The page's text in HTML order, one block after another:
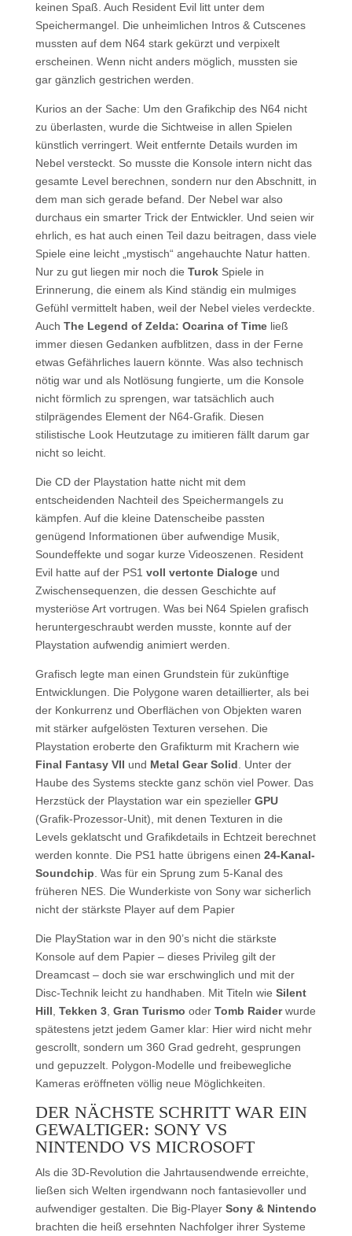
keinen Spaß. Auch Resident Evil litt unter dem
Speichermangel. Die unheimlichen Intros & Cutscenes
mussten auf dem N64 stark gekürzt und verpixelt
erscheinen. Wenn nicht anders möglich, mussten sie
gar gänzlich gestrichen werden.
Kurios an der Sache: Um den Grafikchip des N64 nicht
zu überlasten, wurde die Sichtweise in allen Spielen
künstlich verringert. Weit entfernte Details wurden im
Nebel versteckt. So musste die Konsole intern nicht das
gesamte Level berechnen, sondern nur den Abschnitt, in
dem man sich gerade befand. Der Nebel war also
durchaus ein smarter Trick der Entwickler. Und seien wir
ehrlich, es hat auch einen Teil dazu beitragen, dass viele
Spiele eine leicht „mystisch“ angehauchte Natur hatten.
Nur zu gut liegen mir noch die Turok Spiele in
Erinnerung, die einem als Kind ständig ein mulmiges
Gefühl vermittelt haben, weil der Nebel vieles verdeckte.
Auch The Legend of Zelda: Ocarina of Timeließ
immer diesen Gedanken aufblitzen, dass in der Ferne
etwas Gefährliches lauern könnte. Was also technisch
nötig war und als Notlösung fungierte, um die Konsole
nicht förmlich zu sprengen, war tatsächlich auch
stilprägendes Element der N64-Grafik. Diesen
stilistische Look Heutzutage zu imitieren fällt darum gar
nicht so leicht.
Die CD der Playstation hatte nicht mit dem
entscheidenden Nachteil des Speichermangels zu
kämpfen. Auf die kleine Datenscheibe passten
genügend Informationen über aufwendige Musik,
Soundeffekte und sogar kurze Videoszenen. Resident
Evil hatte auf der PS1 voll vertonte Dialogeund
Zwischensequenzen, die dessen Geschichte auf
mysteriöse Art vortrugen. Was bei N64 Spielen grafisch
heruntergeschraubt werden musste, konnte auf der
Playstation aufwendig animiert werden.
Grafisch legte man einen Grundstein für zukünftige
Entwicklungen. Die Polygone waren detaillierter, als bei
der Konkurrenz und Oberflächen von Objekten waren
mit stärker aufgelösten Texturen versehen. Die
Playstation eroberte den Grafikturm mit Krachern wie
Final Fantasy VII und Metal Gear Solid . Unter der
Haube des Systems steckte ganz schön viel Power. Das
Herzstück der Playstation war ein spezieller GPU
(Grafik-Prozessor-Unit), mit denen Texturen in die
Levels geklatscht und Grafikdetails in Echtzeit berechnet
werden konnte. Die PS1 hatte übrigens einen 24-Kanal-
Soundchip . Was für ein Sprung zum 5-Kanal des
früheren NES. Die Wunderkiste von Sony war sicherlich
nicht der stärkste Player auf dem Papier
Die PlayStation war in den 90’s nicht die stärkste
Konsole auf dem Papier – dieses Privileg gilt der
Dreamcast – doch sie war erschwinglich und mit der
Disc-Technik leicht zu handhaben. Mit Titeln wie Silent
Hill Tekken 3, Gran Turismo oder Tomb Raiderwurde
spätestens jetzt jedem Gamer klar: Hier wird nicht mehr
gescrollt, sondern um 360 Grad gedreht, gesprungen
und gepuzzelt. Polygon-Modelle und freibewegliche
Kameras eröffneten völlig neue Möglichkeiten.
DER NÄCHSTE SCHRITT WAR EIN
GEWALTIGER: SONY VS
NINTENDO VS MICROSOFT
Als die 3D-Revolution die Jahrtausendwende erreichte,
ließen sich Welten irgendwann noch fantasievoller und
aufwendiger gestalten. Die Big-Player Sony & Nintendo
brachten die heiß ersehnten Nachfolger ihrer Systeme